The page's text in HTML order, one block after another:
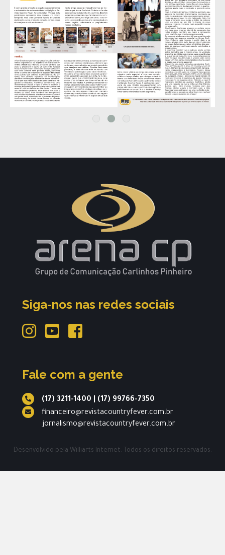
Siga-nos nas redes sociais
Fale com a gente
(17) 3211-1400
(17) 99766-7350
financeiro@revistacountryfever.com.br
jornalismo@revistacountryfever.com.br
Desenvolvido pela Williarts Internet. Todos os direitos reservados.